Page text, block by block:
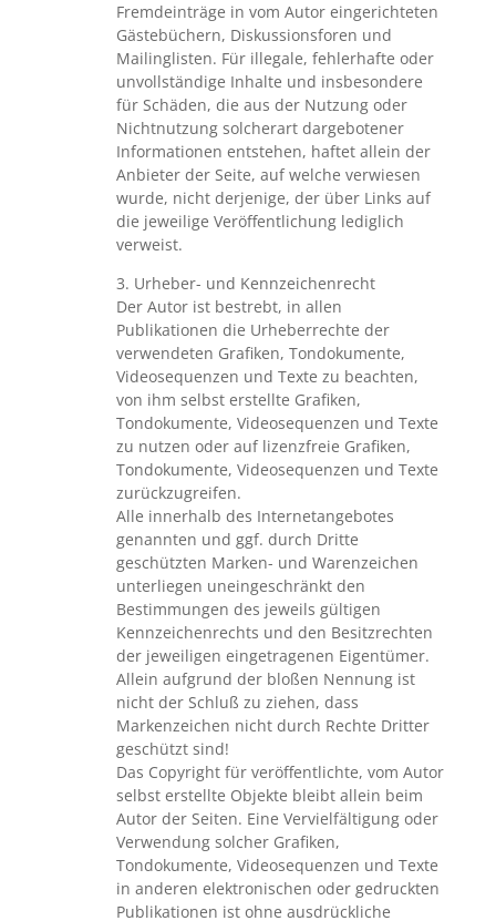
Fremdeinträge in vom Autor eingerichteten
Gästebüchern, Diskussionsforen und
Mailinglisten. Für illegale, fehlerhafte oder
unvollständige Inhalte und insbesondere
für Schäden, die aus der Nutzung oder
Nichtnutzung solcherart dargebotener
Informationen entstehen, haftet allein der
Anbieter der Seite, auf welche verwiesen
wurde, nicht derjenige, der über Links auf
die jeweilige Veröffentlichung lediglich
verweist.
3. Urheber- und Kennzeichenrecht
Der Autor ist bestrebt, in allen
Publikationen die Urheberrechte der
verwendeten Grafiken, Tondokumente,
Videosequenzen und Texte zu beachten,
von ihm selbst erstellte Grafiken,
Tondokumente, Videosequenzen und Texte
zu nutzen oder auf lizenzfreie Grafiken,
Tondokumente, Videosequenzen und Texte
zurückzugreifen.
Alle innerhalb des Internetangebotes
genannten und ggf. durch Dritte
geschützten Marken- und Warenzeichen
unterliegen uneingeschränkt den
Bestimmungen des jeweils gültigen
Kennzeichenrechts und den Besitzrechten
der jeweiligen eingetragenen Eigentümer.
Allein aufgrund der bloßen Nennung ist
nicht der Schluß zu ziehen, dass
Markenzeichen nicht durch Rechte Dritter
geschützt sind!
Das Copyright für veröffentlichte, vom Autor
selbst erstellte Objekte bleibt allein beim
Autor der Seiten. Eine Vervielfältigung oder
Verwendung solcher Grafiken,
Tondokumente, Videosequenzen und Texte
in anderen elektronischen oder gedruckten
Publikationen ist ohne ausdrückliche